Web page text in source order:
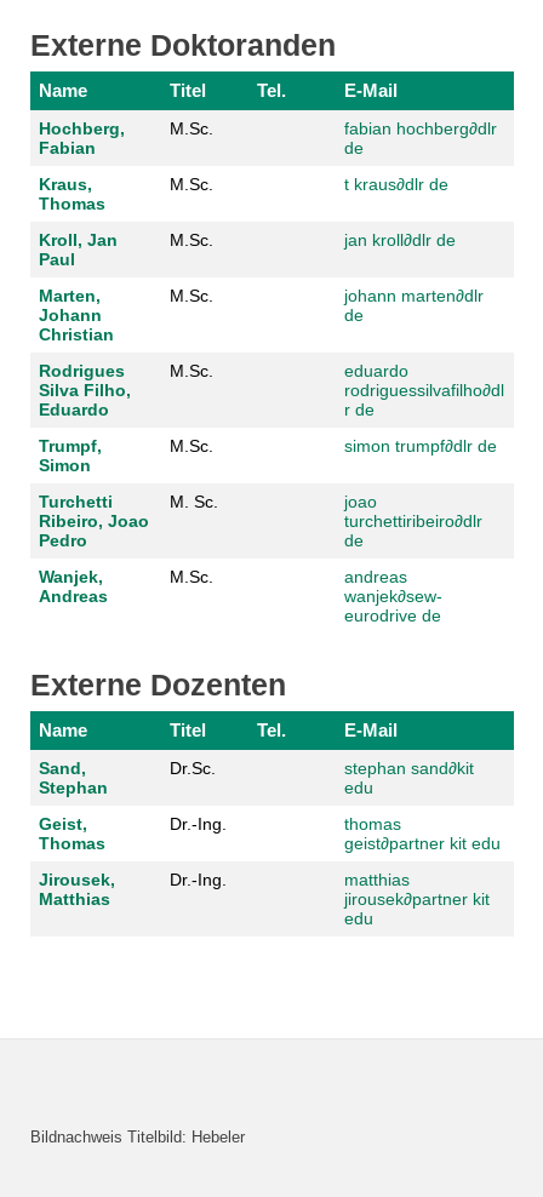
Externe Doktoranden
Name Titel Tel. E-Mail
Hochberg,
Fabian
M.Sc. fabian hochberg∂dlr
de
Kraus,
Thomas
M.Sc. t kraus∂dlr de
Kroll, Jan
Paul
M.Sc. jan kroll∂dlr de
Marten,
Johann
Christian
M.Sc. johann marten∂dlr
de
Rodrigues
Silva Filho,
Eduardo
M.Sc.
eduardo
rodriguessilvafilho∂dl
r de
Trumpf,
Simon
M.Sc. simon trumpf∂dlr de
Turchetti
Ribeiro, Joao
Pedro
M. Sc.
joao
turchettiribeiro∂dlr
de
Wanjek,
Andreas
M.Sc.
andreas
wanjek∂sew-
eurodrive de
Externe Dozenten
Name Titel Tel. E-Mail
Sand,
Stephan
Dr.Sc. stephan sand∂kit
edu
Geist,
Thomas
Dr.-Ing.
thomas
geist∂partner kit edu
Jirousek,
Matthias
Dr.-Ing.
matthias
jirousek∂partner kit
edu
Bildnachweis Titelbild: Hebeler